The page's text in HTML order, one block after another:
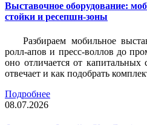
Выставочное оборудование:
стойки и ресепшн-зоны
Разбираем мобильное
ролл-апов и пресс-воллов до
оно отличается от капитальных
отвечает и как подобрать
Подробнее
08.07.2026